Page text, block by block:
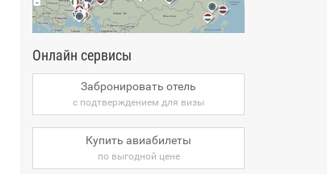
Онлайн сервисы
Забронировать отель
с подтверждением для визы
Купить авиабилеты
по выгодной цене